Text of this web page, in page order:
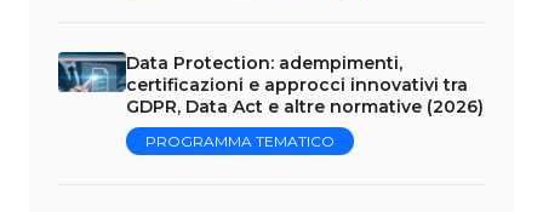
Data Protection: adempimenti,
certificazioni e approcci innovativi tra
GDPR, Data Act e altre normative (2026)
PROGRAMMA TEMATICO